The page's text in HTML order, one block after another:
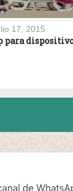
17, 2015
para